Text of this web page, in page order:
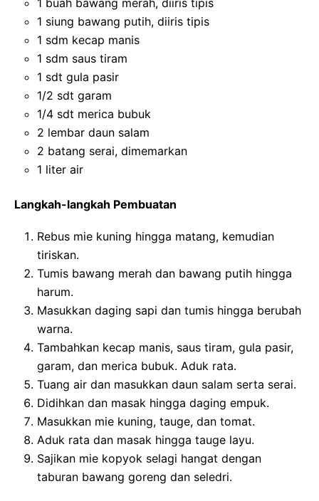
1 siung bawang putih, diiris tipis
1 sdm kecap manis
1 sdm saus tiram
1 sdt gula pasir
1/2 sdt garam
1/4 sdt merica bubuk
2 lembar daun salam
2 batang serai, dimemarkan
1 liter air
Langkah-langkah Pembuatan
Rebus mie kuning hingga matang, kemudian
tiriskan.
Tumis bawang merah dan bawang putih hingga
harum.
Masukkan daging sapi dan tumis hingga berubah
warna.
Tambahkan kecap manis, saus tiram, gula pasir,
garam, dan merica bubuk. Aduk rata.
Tuang air dan masukkan daun salam serta serai.
Didihkan dan masak hingga daging empuk.
Masukkan mie kuning, tauge, dan tomat.
Aduk rata dan masak hingga tauge layu.
Sajikan mie kopyok selagi hangat dengan
taburan bawang goreng dan seledri.